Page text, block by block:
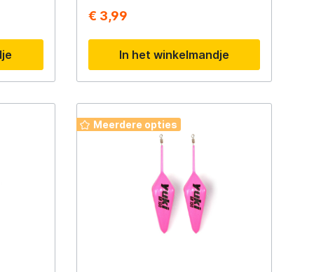
van
chemisch geslepen en perfect voor
tegelijkertijd zeer sterke haak nodig
€ 3,99
In het winkelmandje
Meerdere opties